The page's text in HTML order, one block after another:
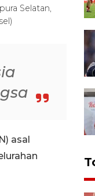
Selatan,
asal